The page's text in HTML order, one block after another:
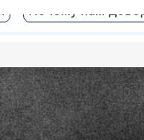
Почему нам